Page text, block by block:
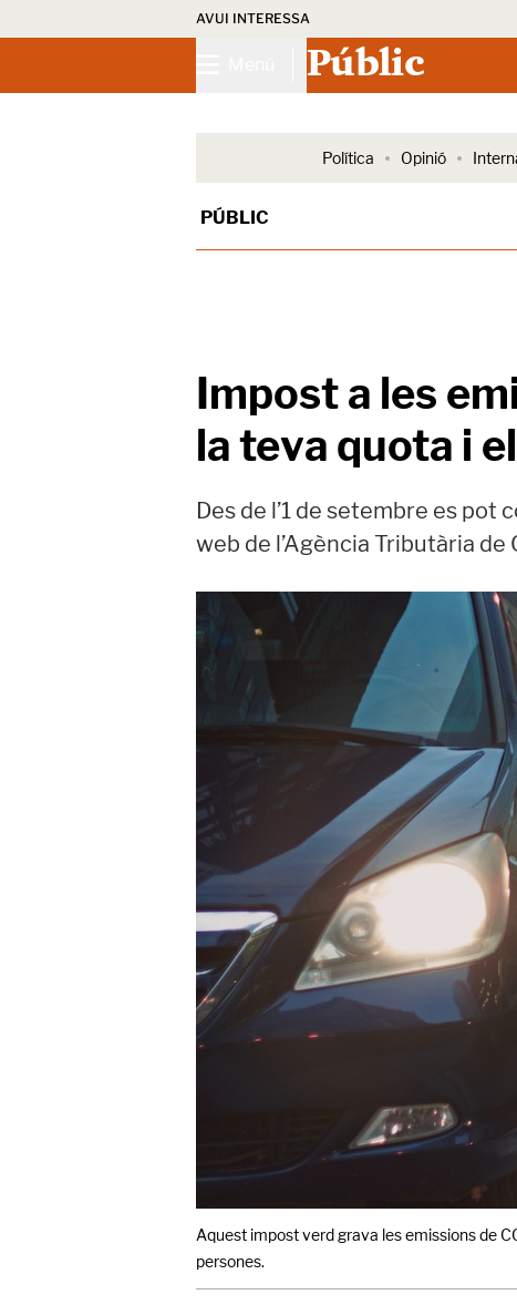
AVUI INTERESSA
Públic
Política Opinió
PÚBLIC
Impost a les
la teva quota i
Des de l’1 de setembre es pot
web de l’Agència Tributària de
Aquest impost verd grava les emissions de
persones.